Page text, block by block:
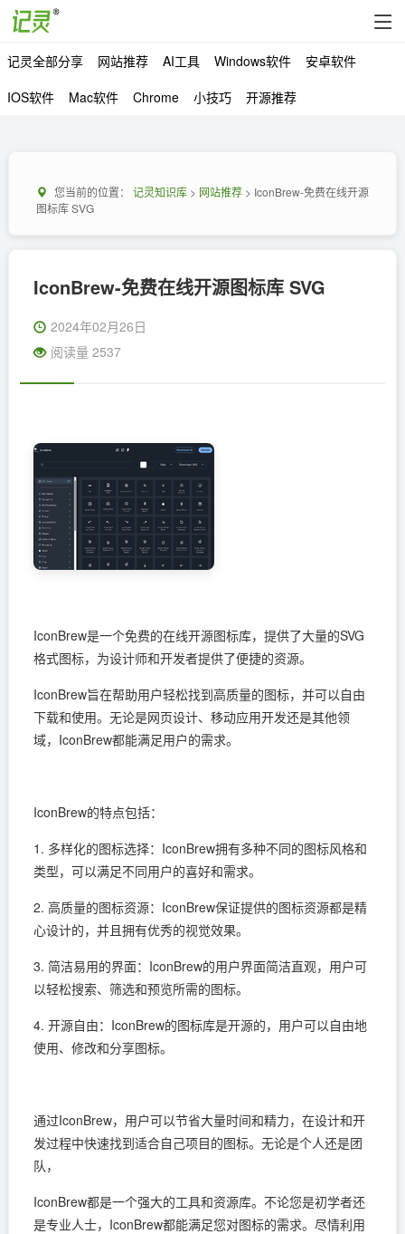
记灵全部分享 网站推荐 AI工具 Windows软件
安卓软件
IOS软件
Mac软件 Chrome 小技巧 开源推荐
您当前的位置： 记灵知识库> 网站推荐> IconBrew-免费在线开源
图标库 SVG
IconBrew-免费在线开源图标库 SVG
2024年02月26日
阅读量 2537
IconBrew是一个免费的在线开源图标库，提供了大量的SVG
格式图标，为设计师和开发者提供了便捷的资源。
IconBrew旨在帮助用户轻松找到高质量的图标，并可以自由
下载和使用。无论是网页设计、移动应用开发还是其他领
域，IconBrew都能满足用户的需求。
IconBrew的特点包括：
1. 多样化的图标选择：IconBrew拥有多种不同的图标风格和
类型，可以满足不同用户的喜好和需求。
2. 高质量的图标资源：IconBrew保证提供的图标资源都是精
心设计的，并且拥有优秀的视觉效果。
3. 简洁易用的界面：IconBrew的用户界面简洁直观，用户可
以轻松搜索、筛选和预览所需的图标。
4. 开源自由：IconBrew的图标库是开源的，用户可以自由地
使用、修改和分享图标。
通过IconBrew，用户可以节省大量时间和精力，在设计和开
发过程中快速找到适合自己项目的图标。无论是个人还是团
队，
IconBrew都是一个强大的工具和资源库。不论您是初学者还
是专业人士，IconBrew都能满足您对图标的需求。尽情利用